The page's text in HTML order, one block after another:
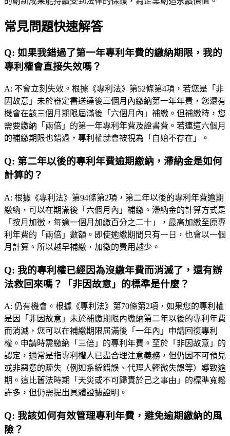
常見問題快速解答
Q: 如果我錯過了第一年專利年費的繳納期限，我的
專利權會直接失效嗎？
A: 不會立刻失效。根據《專利法》第52條第4項，若您是「非
因故意」未於審定書送達後三個月內繳納第一年年費，您還有
機會在該三個月期限屆滿後「六個月內」補繳。但補繳時，您
需要繳納「兩倍」的第一年專利年費及證書費。若連這六個月
的補繳期限也錯過，專利權就會被視為「自始不存在」。
Q: 第二年以後的專利年費逾期繳納，滯納金是如何
計算的？
A: 根據《專利法》第94條第2項，第二年以後的專利年費逾期
繳納，可以在期滿後「六個月內」補繳。滯納金的計算方式是
「按月加徵，每逾一個月加繳百分之二十」，最高加繳至原專
利年費的「兩倍」數額。即使逾繳期間只有一日，也會以一個
月計算。所以越早補繳，加徵的費用越少。
Q: 我的專利權已經因為沒繳年費而消滅了，還有辦
法救回來嗎？「非因故意」的標準是什麼？
A: 仍有機會。根據《專利法》第70條第2項，如果您的專利權
是因「非因故意」未於補繳期限內繳納第二年以後的專利年費
而消滅，您可以在補繳期限屆滿後「一年內」申請回復專利
權。申請時需繳納「三倍」的專利年費。至於「非因故意」的
認定，通常是指專利權人已盡合理注意義務，但仍因不可預見
或非惡意的疏失（例如系統錯誤、代理人輕微失誤等）導致逾
期。這比舊法時期「天災或不可歸責於己之事由」的標準寬鬆
許多，但仍需提出具體證據證明。
Q: 我該如何有效管理專利年費，避免逾期繳納的風
險？